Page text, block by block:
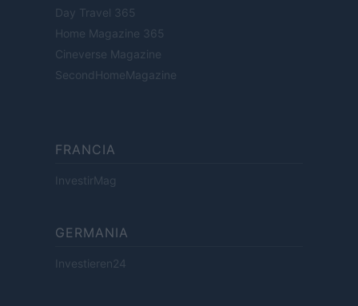
Day Travel 365
Home Magazine 365
Cineverse Magazine
SecondHomeMagazine
FRANCIA
InvestirMag
GERMANIA
Investieren24